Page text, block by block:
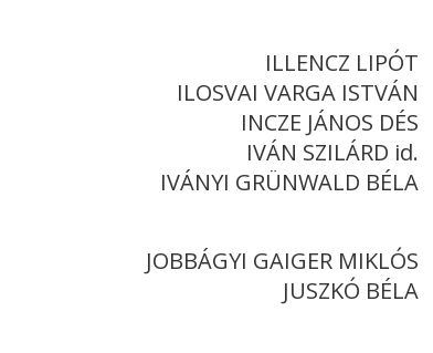
ILLENCZ LIPÓT
ILOSVAI VARGA ISTVÁN
INCZE JÁNOS DÉS
IVÁN SZILÁRD id.
IVÁNYI GRÜNWALD BÉLA
JOBBÁGYI GAIGER MIKLÓS
JUSZKÓ BÉLA